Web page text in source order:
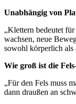
Unabhängig von
„Klettern bedeutet
wachsen, neue
sowohl körperlich als
Wie groß ist die
„Für den Fels muss
dann draußen an